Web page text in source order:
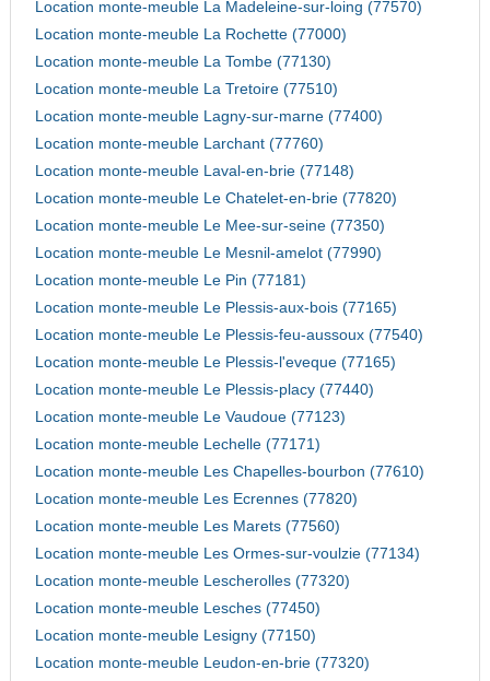
Location monte-meuble La Madeleine-sur-loing (77570)
Location monte-meuble La Rochette (77000)
Location monte-meuble La Tombe (77130)
Location monte-meuble La Tretoire (77510)
Location monte-meuble Lagny-sur-marne (77400)
Location monte-meuble Larchant (77760)
Location monte-meuble Laval-en-brie (77148)
Location monte-meuble Le Chatelet-en-brie (77820)
Location monte-meuble Le Mee-sur-seine (77350)
Location monte-meuble Le Mesnil-amelot (77990)
Location monte-meuble Le Pin (77181)
Location monte-meuble Le Plessis-aux-bois (77165)
Location monte-meuble Le Plessis-feu-aussoux (77540)
Location monte-meuble Le Plessis-l'eveque (77165)
Location monte-meuble Le Plessis-placy (77440)
Location monte-meuble Le Vaudoue (77123)
Location monte-meuble Lechelle (77171)
Location monte-meuble Les Chapelles-bourbon (77610)
Location monte-meuble Les Ecrennes (77820)
Location monte-meuble Les Marets (77560)
Location monte-meuble Les Ormes-sur-voulzie (77134)
Location monte-meuble Lescherolles (77320)
Location monte-meuble Lesches (77450)
Location monte-meuble Lesigny (77150)
Location monte-meuble Leudon-en-brie (77320)